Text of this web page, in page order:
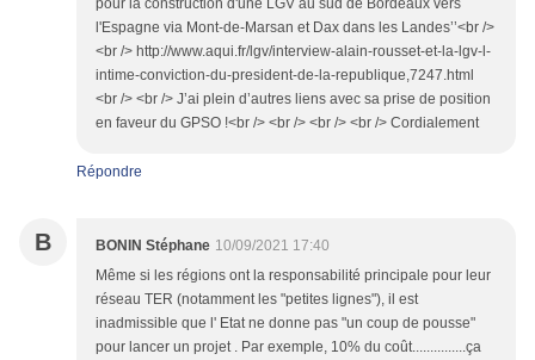
l'Espagne via Mont-de-Marsan et Dax dans les Landes’’<br />
<br /> http://www.aqui.fr/lgv/interview-alain-rousset-et-la-lgv-l-
intime-conviction-du-president-de-la-republique,7247.html
<br /> <br /> J’ai plein d’autres liens avec sa prise de position
en faveur du GPSO !<br /> <br /> <br /> <br /> Cordialement
Répondre
B BONIN Stéphane 10/09/2021 17:40
Même si les régions ont la responsabilité principale pour leur
réseau TER (notamment les "petites lignes"), il est
inadmissible que l' Etat ne donne pas "un coup de pousse"
pour lancer un projet . Par exemple, 10% du coût...............ça